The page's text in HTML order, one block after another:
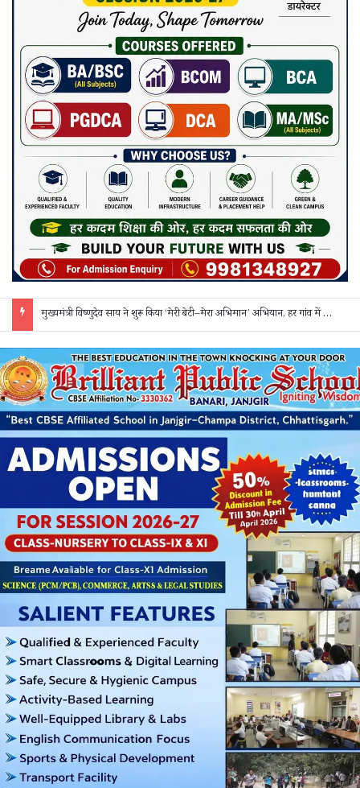
सक्ती: ₹90 लाख की ठगी का खुलासा, एक महिला समेत 3 आरोपी गिरफ्तार